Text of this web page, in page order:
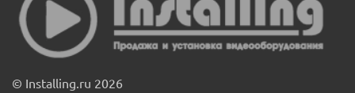
© Installing.ru 2026